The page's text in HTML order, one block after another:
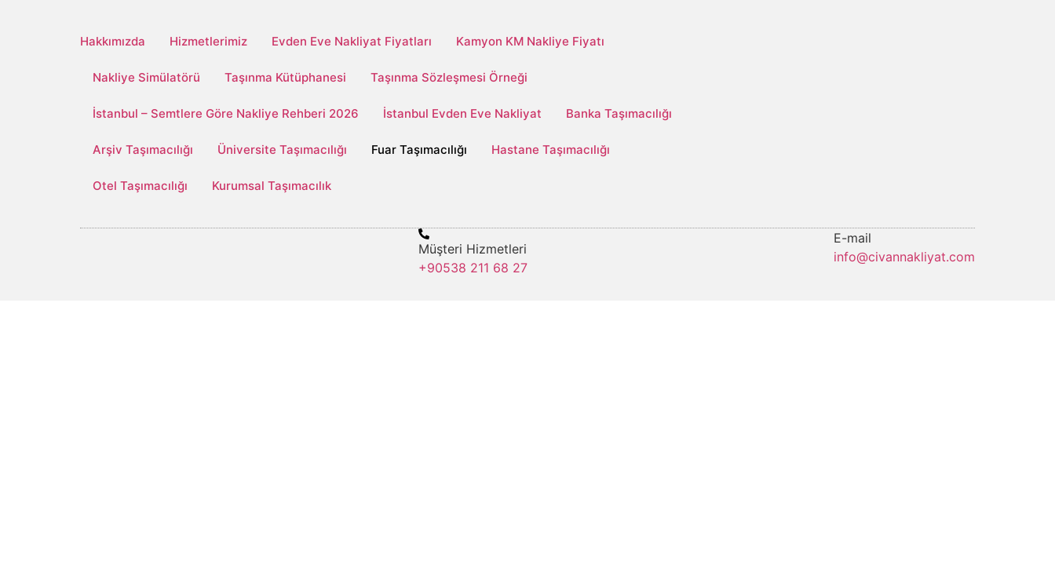
Hakkımızda Hizmetlerimiz Evden Eve Nakliyat Fiyatları Kamyon KM Nakliye Fiyatı
Nakliye Simülatörü Taşınma Kütüphanesi Taşınma Sözleşmesi Örneği
İstanbul – Semtlere Göre Nakliye Rehberi 2026 İstanbul Evden Eve Nakliyat Banka Taşımacılığı
Arşiv Taşımacılığı Üniversite Taşımacılığı Fuar Taşımacılığı Hastane Taşımacılığı
Otel Taşımacılığı Kurumsal Taşımacılık
Müşteri Hizmetleri
+90538 211 68 27
E-mail
info@civannakliyat.com